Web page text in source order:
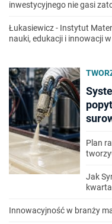
inwestycyjnego nie gasi
Łukasiewicz - Instytut
nauki, edukacji i innowacji
Plan
Jak
Innowacyjność w branży